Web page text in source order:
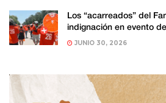
Los “acarreados” del
indignación en evento
JUNIO 30, 2026